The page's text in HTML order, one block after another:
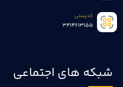
کدپستی:
3414613155
شبکه های اجتماعی